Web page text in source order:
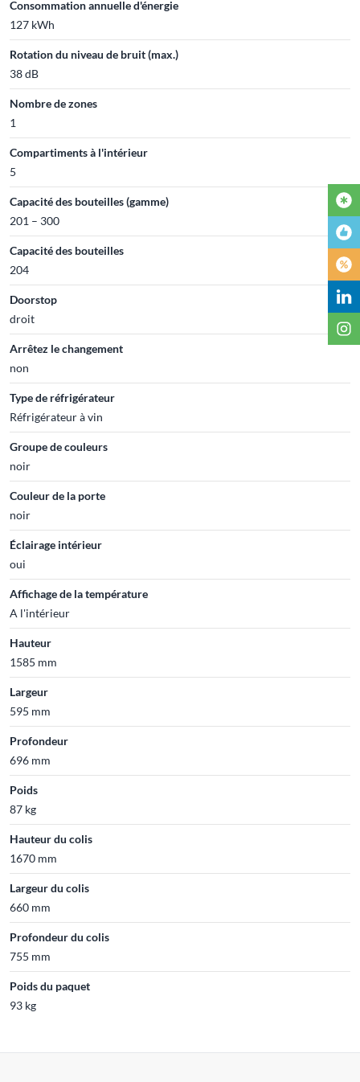
Consommation annuelle d'énergie
127 kWh
Rotation du niveau de bruit (max.)
38 dB
Nombre de zones
1
Compartiments à l'intérieur
5
Capacité des bouteilles (gamme)
201 – 300
Capacité des bouteilles
204
Doorstop
droit
Arrêtez le changement
non
Type de réfrigérateur
Réfrigérateur à vin
Groupe de couleurs
noir
Couleur de la porte
noir
Éclairage intérieur
oui
Affichage de la température
A l'intérieur
Hauteur
1585 mm
Largeur
595 mm
Profondeur
696 mm
Poids
87 kg
Hauteur du colis
1670 mm
Largeur du colis
660 mm
Profondeur du colis
755 mm
Poids du paquet
93 kg